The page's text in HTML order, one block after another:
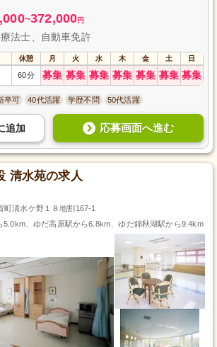
~372,000円
法士、自動車免許
休憩 月 火 水 木 金 土 日
60分 募集 募集 募集 募集 募集 募集 募集
卒可 40代活躍 学歴不問 50代活躍
追加 応募画面へ進む
清水苑の求人
町清水ケ野１８地割167-1
5.0km、ゆだ高原駅から6.8km、ゆだ錦秋湖駅から9.4km